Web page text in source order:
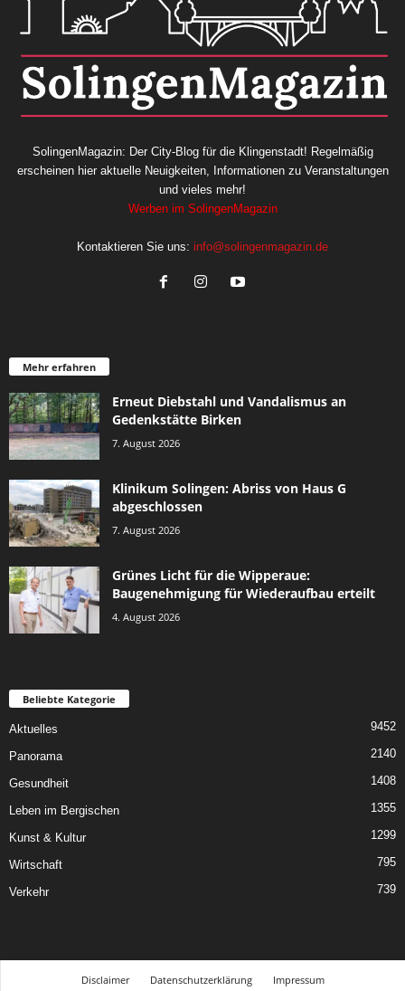
SolingenMagazin: Der City-Blog für die Klingenstadt! Regelmäßig
erscheinen hier aktuelle Neuigkeiten, Informationen zu Veranstaltungen
und vieles mehr!
Werben im SolingenMagazin
Kontaktieren Sie uns: info@solingenmagazin.de
Mehr erfahren
Erneut Diebstahl und Vandalismus an
Gedenkstätte Birken
7. August 2026
Klinikum Solingen: Abriss von Haus G
abgeschlossen
7. August 2026
Grünes Licht für die Wipperaue:
Baugenehmigung für Wiederaufbau erteilt
4. August 2026
Beliebte Kategorie
Aktuelles 9452
Panorama 2140
Gesundheit 1408
Leben im Bergischen 1355
Kunst & Kultur 1299
Wirtschaft 795
Verkehr 739
Disclaimer Datenschutzerklärung Impressum